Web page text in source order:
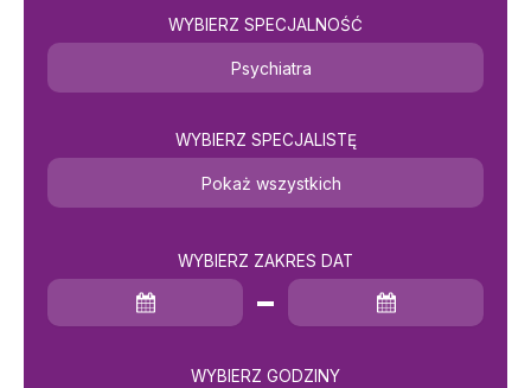
WYBIERZ SPECJALNOŚĆ
Psychiatra
WYBIERZ SPECJALISTĘ
Pokaż wszystkich
WYBIERZ ZAKRES DAT
Data rozpoczęcia
Data zakończenia
WYBIERZ GODZINY